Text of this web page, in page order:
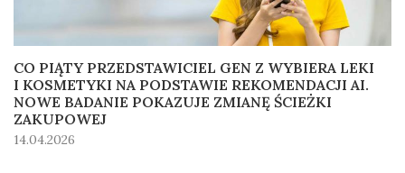
CO PIĄTY PRZEDSTAWICIEL GEN Z WYBIERA LEKI
I KOSMETYKI NA PODSTAWIE REKOMENDACJI AI.
NOWE BADANIE POKAZUJE ZMIANĘ ŚCIEŻKI
ZAKUPOWEJ
14.04.2026